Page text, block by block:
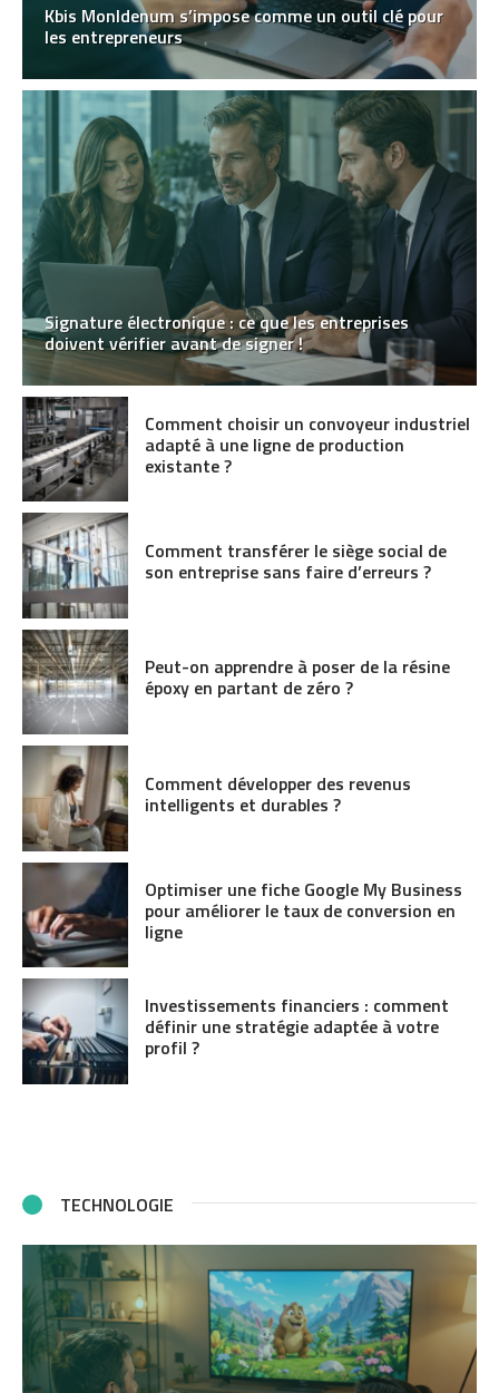
Kbis MonIdenum s’impose comme un outil clé pour
les entrepreneurs
Signature électronique : ce que les entreprises
doivent vérifier avant de signer !
Comment choisir un convoyeur industriel
adapté à une ligne de production
existante ?
Comment transférer le siège social de
son entreprise sans faire d’erreurs ?
Peut-on apprendre à poser de la résine
époxy en partant de zéro ?
Comment développer des revenus
intelligents et durables ?
Optimiser une fiche Google My Business
pour améliorer le taux de conversion en
ligne
Investissements financiers : comment
définir une stratégie adaptée à votre
profil ?
TECHNOLOGIE